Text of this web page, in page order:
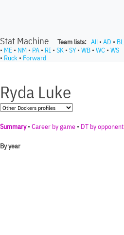
Stat Machine Team lists: All • AD • BL
• ME • NM • PA • RI • SK • SY• WB • WC • WS
• Ruck • Forward